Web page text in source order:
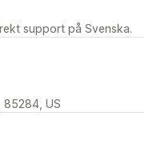
support på Svenska.
85284, US